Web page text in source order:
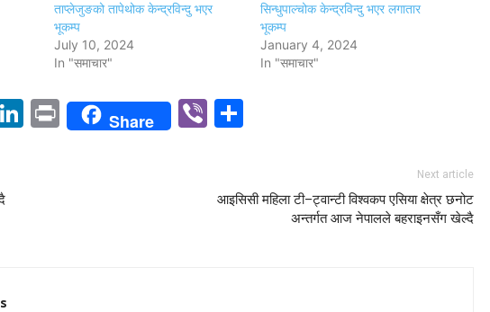
ताप्लेजुङको तापेथोक केन्द्रविन्दु भएर
भूकम्प
July 10, 2024
In "समाचार"
सिन्धुपाल्चोक केन्द्रविन्दु भएर लगातार
भूकम्प
January 4, 2024
In "समाचार"
LinkedIn
PrintShare Viber
Next article
आइसिसी महिला टी–ट्वान्टी विश्वकप एसिया क्षेत्र छनोट
अन्तर्गत आज नेपालले बहराइनसँग खेल्दै